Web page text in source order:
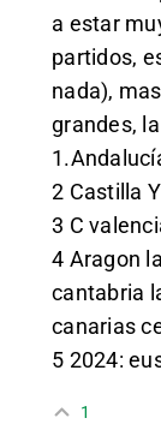
a estar
partidos,
nada),
grandes,
2 Castilla
3 C
4 Aragon
cantabria
canarias
5 2024:
1